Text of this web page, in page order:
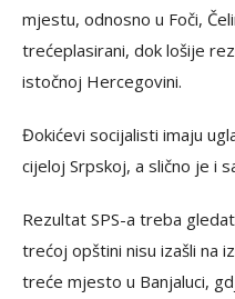
mjestu, odnosno u Foči,
trećeplasirani, dok lošije
istočnoj Hercegovini.
Đokićevi socijalisti imaju
cijeloj Srpskoj, a slično je i
Rezultat SPS-a treba
trećoj opštini nisu izašli na
treće mjesto u Banjaluci,